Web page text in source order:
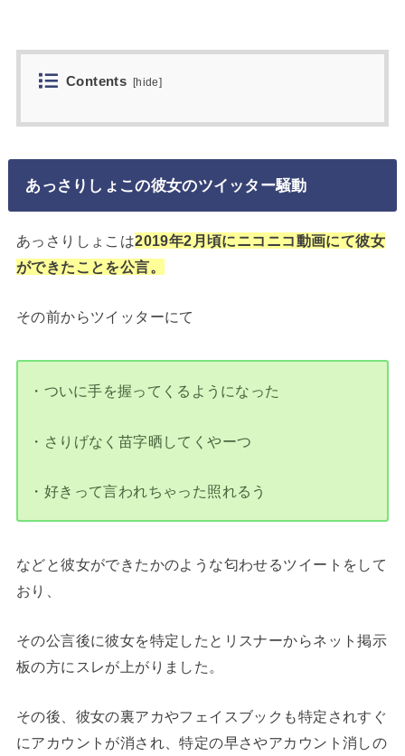
Contents [hide]
あっさりしょこの彼女のツイッター騒動
あっさりしょこは2019年2月頃にニコニコ動画にて彼女
ができたことを公言。
その前からツイッターにて
・ついに手を握ってくるようになった
・さりげなく苗字晒してくやーつ
・好きって言われちゃった照れるう
などと彼女ができたかのような匂わせるツイートをして
おり、
その公言後に彼女を特定したとリスナーからネット掲示
板の方にスレが上がりました。
その後、彼女の裏アカやフェイスブックも特定されすぐ
にアカウントが消され、特定の早さやアカウント消しの